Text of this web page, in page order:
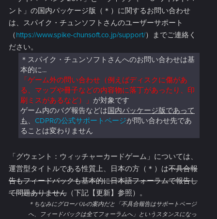
ント」の国内パッケージ版（＊）に関するお問い合わせ
は、スパイク・チュンソフトさんのユーザーサポート
（https://www.spike-chunsoft.co.jp/support/）までご連絡く
ださい。
＊スパイク・チュンソフトさんへのお問い合わせは基
本的に...
「ゲーム外の問い合わせ（例えばディスクに傷があ
る、マップや冊子などの内容物に落丁があったり、印
刷ミスがあるなど）」 が対象です
ゲーム内のバグ報告などは国内パッケージ版であって
も 、 CDPRの公式サポートページが問い合わせ先であ
ることは変わりません
「グウェント：ウィッチャーカードゲーム」については、
運営型タイトルである性質上、日本の方（＊）は不具合報
告もフィードバックも基本的に日本語フォーラムで報告し
て問題ありません （下記【更新】参照）。
＊ちなみにグローバルの案内だと「不具合報告はサポートページ
へ、フィードバックは全てフォーラムへ」というスタンスになっ